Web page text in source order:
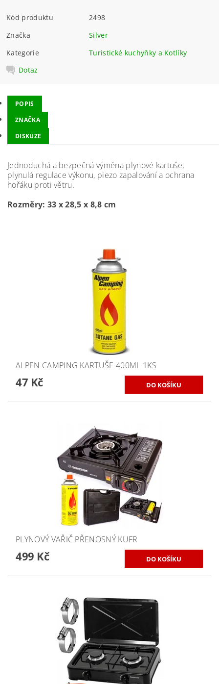
Kód produktu
2498
Značka
Silver
Kategorie
Turistické kuchyňky a Kotlíky
Dotaz
POPIS
ZNAČKA
DISKUZE
Jednoduchá a bezpečná výměna plynové kartuše,
plynulá regulace výkonu, piezo zapalování a ochrana
hořáku proti větru.
Rozměry: 33 x 28,5 x 8,8 cm
ALPEN CAMPING KARTUŠE 400ML 1KS
47 Kč
PLYNOVÝ VAŘIČ PŘENOSNÝ KUFR
499 Kč